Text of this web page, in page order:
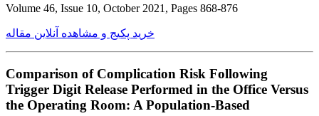
Volume 46, Issue 10, October 2021, Pages 868-876
خرید پکیج و مشاهده آنلاین مقاله
Comparison of Complication Risk Following
Trigger Digit Release Performed in the Office Versus
the Operating Room: A Population-Based